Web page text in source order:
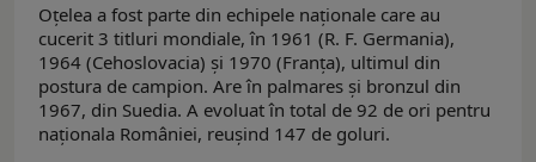
Oțelea a fost parte din echipele naționale care au
cucerit 3 titluri mondiale, în 1961 (R. F. Germania),
1964 (Cehoslovacia) și 1970 (Franța), ultimul din
postura de campion. Are în palmares și bronzul din
1967, din Suedia. A evoluat în total de 92 de ori pentru
naționala României, reușind 147 de goluri.